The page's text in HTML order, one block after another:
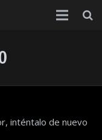
inténtalo de nuevo